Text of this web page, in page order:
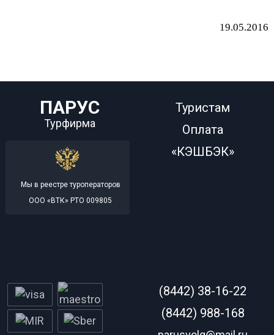
19.05.2016
ПАРУС
Турфирма
Мы в реестре туроператоров
ООО «ВТК» РТО 009805
Туристам
Оплата
«КЭШБЭК»
(8442) 38-16-22
(8442) 988-168